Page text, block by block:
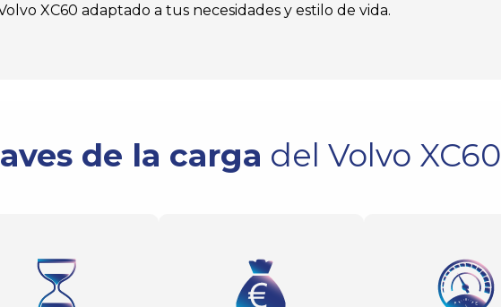
XC60 adaptado a tus necesidades y estilo de vida.
de la carga del Volvo XC60